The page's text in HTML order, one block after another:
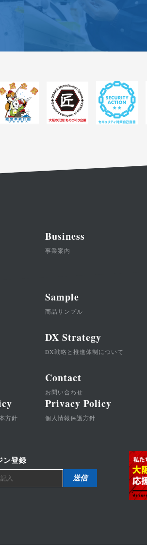
Business
事業案内
Sample
商品サンプル
DX Strategy
DX戦略と推進体制について
Contact
お問い合わせ
方針
Privacy Policy
個人情報保護方針
ン登録